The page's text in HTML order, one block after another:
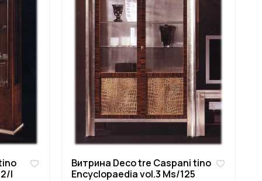
l
Витрина Deco tre Caspani tino
Encyclopaedia vol.3 Ms/125